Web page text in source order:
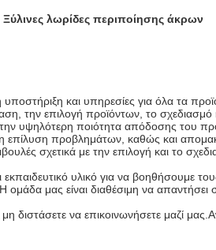
λωρίδες περιποίησης άκρων
και υπηρεσίες για όλα τα
την επιλογή προϊόντων, το σχεδιασμό
υψηλότερη ποιότητα απόδοσης του
επίλυση προβλημάτων, καθώς και
σχετικά με την επιλογή και το
υλικό για να βοηθήσουμε
μας είναι διαθέσιμη να απαντήσει
διστάσετε να επικοινωνήσετε μαζί